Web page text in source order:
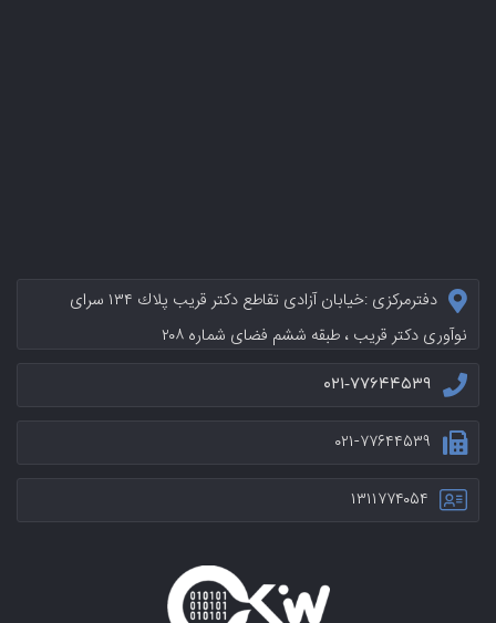
دفترمرکزی :خيابان آزادی تقاطع دکتر قریب پلاك ۱۳۴ سرای
نوآوری دکتر قریب ، طبقه ششم فضای شماره ۲۰۸
۰۲۱-۷۷۶۴۴۵۳۹
۰۲۱-۷۷۶۴۴۵۳۹